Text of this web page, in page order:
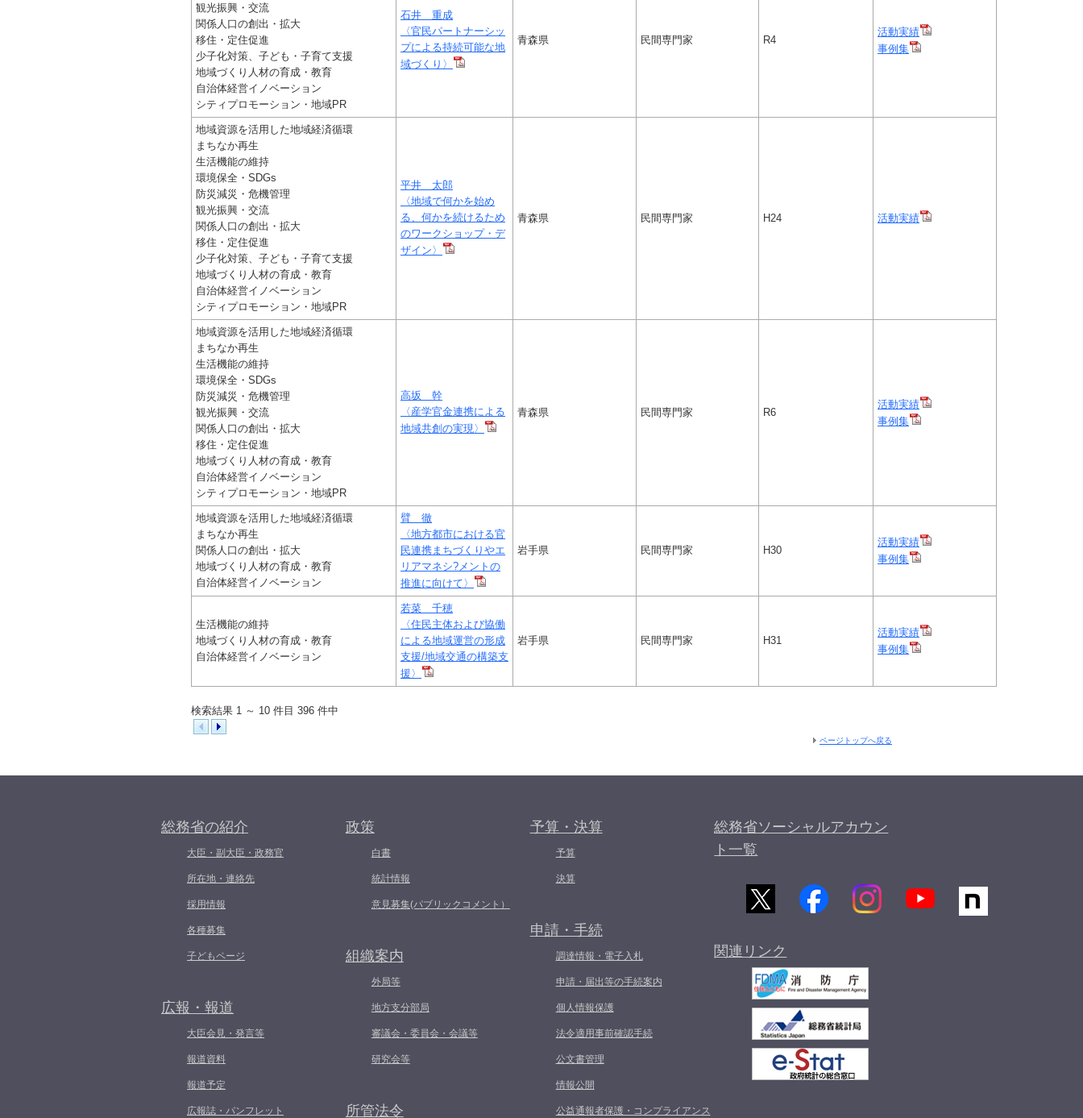
観光振興・交流
関係人口の創出・拡大
移住・定住促進
少子化対策、子ども・子育て支援
地域づくり人材の育成・教育
自治体経営イノベーション
シティプロモーション・地域PR
石井 重成
〈官民パートナーシッ
プによる持続可能な地
域づくり〉
青森県 民間専門家 R4
活動実績
事例集
地域資源を活用した地域経済循環
まちなか再生
生活機能の維持
環境保全・SDGs
防災減災・危機管理
観光振興・交流
関係人口の創出・拡大
移住・定住促進
少子化対策、子ども・子育て支援
地域づくり人材の育成・教育
自治体経営イノベーション
シティプロモーション・地域PR
平井 太郎
〈地域で何かを始め
る、何かを続けるため
のワークショップ・デ
ザイン〉
青森県 民間専門家 H24 活動実績
地域資源を活用した地域経済循環
まちなか再生
生活機能の維持
環境保全・SDGs
防災減災・危機管理
観光振興・交流
関係人口の創出・拡大
移住・定住促進
地域づくり人材の育成・教育
自治体経営イノベーション
シティプロモーション・地域PR
高坂 幹
〈産学官金連携による
地域共創の実現〉
青森県 民間専門家 R6
活動実績
事例集
地域資源を活用した地域経済循環
まちなか再生
関係人口の創出・拡大
地域づくり人材の育成・教育
自治体経営イノベーション
臂 徹
〈地方都市における官
民連携まちづくりやエ
リアマネシ?メントの
推進に向けて〉
岩手県 民間専門家 H30
活動実績
事例集
生活機能の維持
地域づくり人材の育成・教育
自治体経営イノベーション
若菜 千穂
〈住民主体および協働
による地域運営の形成
支援/地域交通の構築支
援〉
岩手県 民間専門家 H31
活動実績
事例集
検索結果 1 ～ 10 件目 396 件中
ページトップへ戻る
総務省の紹介
大臣・副大臣・政務官
所在地・連絡先
採用情報
各種募集
子どもページ
広報・報道
大臣会見・発言等
報道資料
報道予定
広報誌・パンフレット
政策
白書
統計情報
意見募集(パブリックコメント）
組織案内
外局等
地方支分部局
審議会・委員会・会議等
研究会等
所管法令
予算・決算
予算
決算
申請・手続
調達情報・電子入札
申請・届出等の手続案内
個人情報保護
法令適用事前確認手続
公文書管理
情報公開
公益通報者保護・コンプライアンス
総務省ソーシャルアカウン
ト一覧
関連リンク